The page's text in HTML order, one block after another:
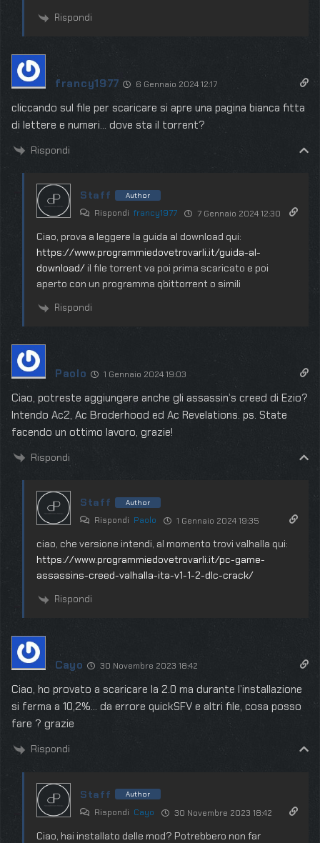
Rispondi
francy1977 6 Gennaio 2024 12:17
cliccando sul file per scaricare si apre una pagina bianca fitta
di lettere e numeri… dove sta il torrent?
Rispondi
Staff Author
Rispondi francy1977 7 Gennaio 2024 12:30
Ciao, prova a leggere la guida al download qui:
https://www.programmiedovetrovarli.it/guida-al-
download/ il file torrent va poi prima scaricato e poi
aperto con un programma qbittorrent o simili
Rispondi
Paolo 1 Gennaio 2024 19:03
Ciao, potreste aggiungere anche gli assassin’s creed di Ezio?
Intendo Ac2, Ac Broderhood ed Ac Revelations. ps. State
facendo un ottimo lavoro, grazie!
Rispondi
Staff Author
Rispondi Paolo 1 Gennaio 2024 19:35
ciao, che versione intendi, al momento trovi valhalla qui:
https://www.programmiedovetrovarli.it/pc-game-
assassins-creed-valhalla-ita-v1-1-2-dlc-crack/
Rispondi
Cayo 30 Novembre 2023 18:42
Ciao, ho provato a scaricare la 2.0 ma durante l’installazione
si ferma a 10,2%… da errore quickSFV e altri file, cosa posso
fare ? grazie
Rispondi
Staff Author
Rispondi Cayo 30 Novembre 2023 18:42
Ciao, hai installato delle mod? Potrebbero non far